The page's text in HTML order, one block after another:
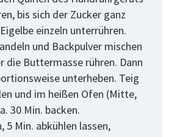
bis sich der Zucker ganz
einzeln unterrühren.
und Backpulver mischen
die Buttermasse rühren. Dann
unterheben. Teig
und im heißen Ofen (Mitte,
30 Min. backen.
5 Min. abkühlen lassen,